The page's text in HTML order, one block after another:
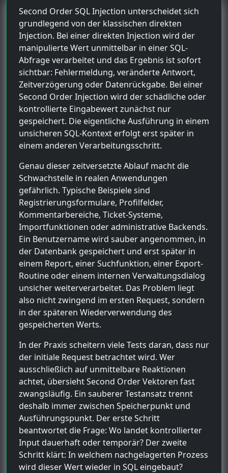
Second Order SQL Injection unterscheidet sich
grundlegend von der klassischen direkten
Injection. Bei einer direkten Injection wird der
manipulierte Wert unmittelbar in einer SQL-
Abfrage verarbeitet und das Ergebnis ist sofort
sichtbar: Fehlermeldung, veränderte Antwort,
Zeitverzögerung oder Datenrückgabe. Bei einer
Second Order Injection wird der schädliche oder
kontrollierte Eingabewert zunächst nur
gespeichert. Die eigentliche Ausführung in einem
unsicheren SQL-Kontext erfolgt erst später in
einem anderen Verarbeitungsschritt.
Genau dieser zeitversetzte Ablauf macht die
Schwachstelle in realen Anwendungen
gefährlich. Typische Beispiele sind
Registrierungsformulare, Profilfelder,
Kommentarbereiche, Ticket-Systeme,
Importfunktionen oder administrative Backends.
Ein Benutzername wird sauber angenommen, in
der Datenbank gespeichert und erst später in
einem Report, einer Suchfunktion, einer Export-
Routine oder einem internen Verwaltungsdialog
unsicher weiterverarbeitet. Das Problem liegt
also nicht zwingend im ersten Request, sondern
in der späteren Wiederverwendung des
gespeicherten Werts.
In der Praxis scheitern viele Tests daran, dass nur
der initiale Request betrachtet wird. Wer
ausschließlich auf unmittelbare Reaktionen
achtet, übersieht Second Order Vektoren fast
zwangsläufig. Ein sauberer Testansatz trennt
deshalb immer zwischen Speicherpunkt und
Ausführungspunkt. Der erste Schritt
beantwortet die Frage: Wo landet kontrollierter
Input dauerhaft oder temporär? Der zweite
Schritt klärt: In welchem nachgelagerten Prozess
wird dieser Wert wieder in SQL eingebaut?